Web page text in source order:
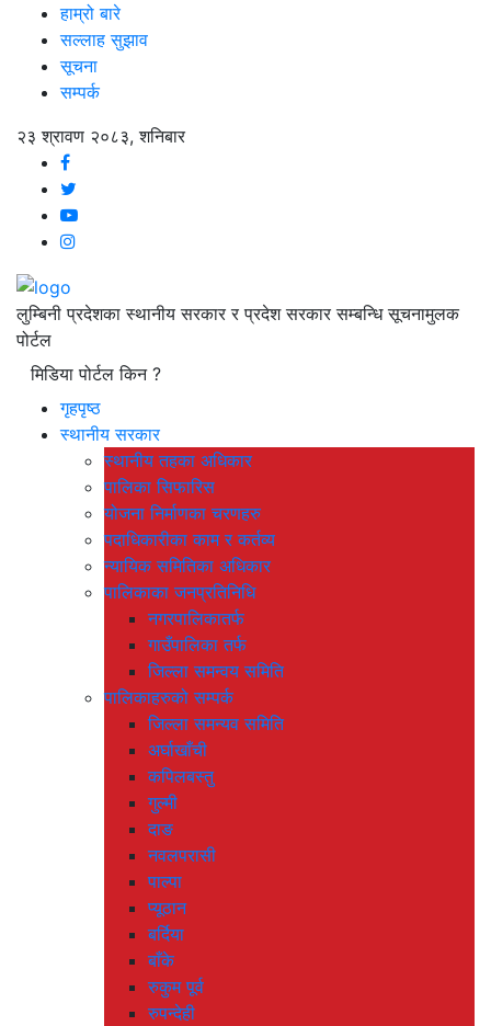
हाम्रो बारे
सल्लाह सुझाव
सूचना
सम्पर्क
२३ श्रावण २०८३, शनिबार
लुम्बिनी प्रदेशका स्थानीय सरकार र प्रदेश सरकार सम्बन्धि सूचनामुलक
पोर्टल
मिडिया पोर्टल किन ?
गृहपृष्ठ
स्थानीय सरकार
स्थानीय तहका अधिकार
पालिका सिफारिस
योजना निर्माणका चरणहरु
पदाधिकारीका काम र कर्तव्य
न्यायिक समितिका अधिकार
पालिकाका जनप्रतिनिधि
नगरपालिकातर्फ
गाउँपालिका तर्फ
जिल्ला समन्वय समिति
पालिकाहरुको सम्पर्क
जिल्ला समन्यव समिति
अर्घाखाँची
कपिलबस्तु
गुल्मी
दाङ
नवलपरासी
पाल्पा
प्यूठान
बर्दिया
बाँके
रुकुम पूर्व
रुपन्देही